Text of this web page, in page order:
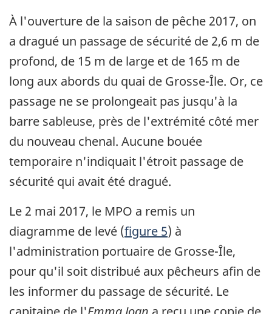
À l'ouverture de la saison de pêche 2017, on
a dragué un passage de sécurité de 2,6 m de
profond, de 15 m de large et de 165 m de
long aux abords du quai de Grosse-Île. Or, ce
passage ne se prolongeait pas jusqu'à la
barre sableuse, près de l'extrémité côté mer
du nouveau chenal. Aucune bouée
temporaire n'indiquait l'étroit passage de
sécurité qui avait été dragué.
Le 2 mai 2017, le MPO a remis un
diagramme de levé (figure 5) à
l'administration portuaire de Grosse-Île,
pour qu'il soit distribué aux pêcheurs afin de
les informer du passage de sécurité. Le